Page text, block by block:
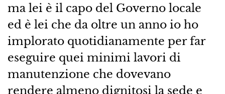
ma lei è il capo del Governo locale
ed è lei che da oltre un anno io ho
implorato quotidianamente per far
eseguire quei minimi lavori di
manutenzione che dovevano
rendere almeno dignitosi la sede e